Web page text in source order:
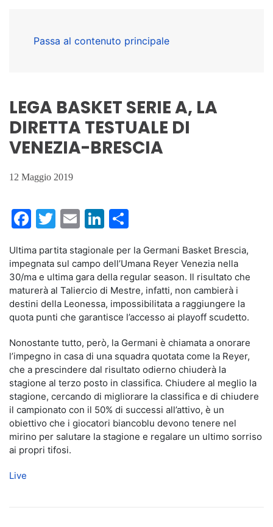
Passa al contenuto principale
LEGA BASKET SERIE A, LA
DIRETTA TESTUALE DI
VENEZIA-BRESCIA
12 Maggio 2019
Facebook
Twitter
EmailLinkedIn
Ultima partita stagionale per la Germani Basket Brescia,
impegnata sul campo dell’Umana Reyer Venezia nella
30/ma e ultima gara della regular season. Il risultato che
maturerà al Taliercio di Mestre, infatti, non cambierà i
destini della Leonessa, impossibilitata a raggiungere la
quota punti che garantisce l’accesso ai playoff scudetto.
Nonostante tutto, però, la Germani è chiamata a onorare
l’impegno in casa di una squadra quotata come la Reyer,
che a prescindere dal risultato odierno chiuderà la
stagione al terzo posto in classifica. Chiudere al meglio la
stagione, cercando di migliorare la classifica e di chiudere
il campionato con il 50% di successi all’attivo, è un
obiettivo che i giocatori biancoblu devono tenere nel
mirino per salutare la stagione e regalare un ultimo sorriso
ai propri tifosi.
Live